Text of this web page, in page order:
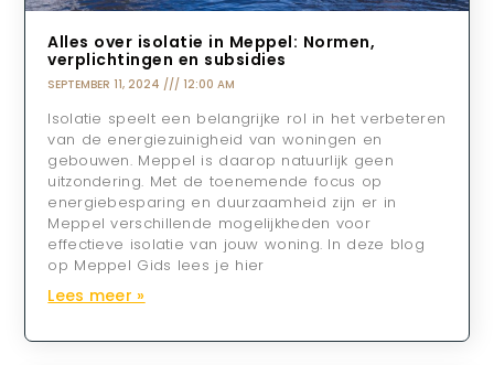
Alles over isolatie in Meppel: Normen,
verplichtingen en subsidies
SEPTEMBER 11, 2024 12:00 AM
Isolatie speelt een belangrijke rol in het verbeteren
van de energiezuinigheid van woningen en
gebouwen. Meppel is daarop natuurlijk geen
uitzondering. Met de toenemende focus op
energiebesparing en duurzaamheid zijn er in
Meppel verschillende mogelijkheden voor
effectieve isolatie van jouw woning. In deze blog
op Meppel Gids lees je hier
Lees meer »